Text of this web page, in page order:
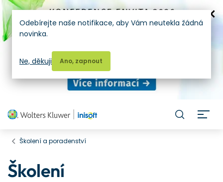
Školení a poradenství
Školení
Odebírejte naše notifikace, aby Vám neutekla žádná
novinka.
Ano, zapnout
Ne, děkuji